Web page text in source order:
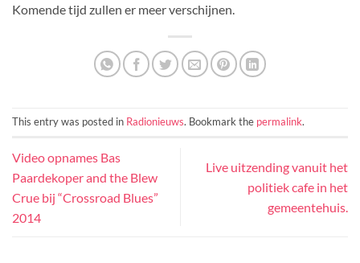
Komende tijd zullen er meer verschijnen.
This entry was posted in Radionieuws. Bookmark the permalink.
Video opnames Bas
Paardekoper and the Blew
Crue bij “Crossroad Blues”
2014
Live uitzending vanuit het
politiek cafe in het
gemeentehuis.